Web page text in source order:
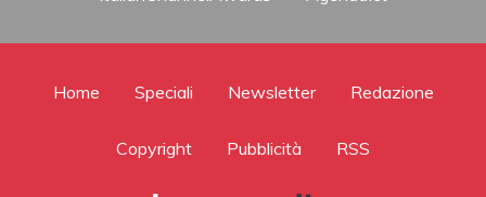
Home Speciali Newsletter Redazione
Copyright Pubblicità RSS